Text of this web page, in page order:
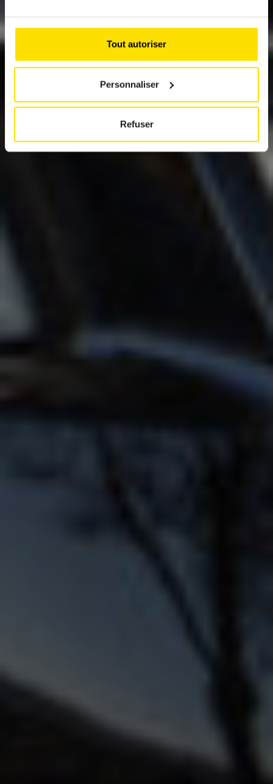
Tout autoriser
Personnaliser
Refuser
An aerodynamic electric estate car